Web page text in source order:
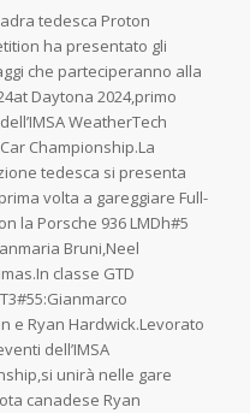
tedesca Proton
ha presentato gli
che parteciperanno alla
Daytona 2024,primo
WeatherTech
Championship.La
tedesca si presenta
volta a gareggiare Full-
la Porsche 936 LMDh#5
Bruni,Neel
classe GTD
e Ryan Hardwick.Levorato
dell’IMSA
unirà nelle gare
canadese Ryan